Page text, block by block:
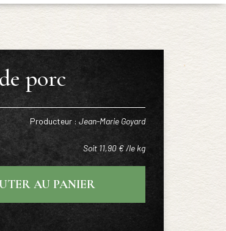
porc
Producteur : Jean-Marie Goyard
Soit 11,90 € /le kg
AU PANIER